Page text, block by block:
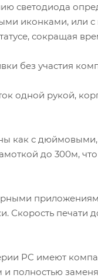
светодиода
иконками, или
сокращая
без участия
одной рукой,
как с
до 300м,
печати
PC имеют
полностью